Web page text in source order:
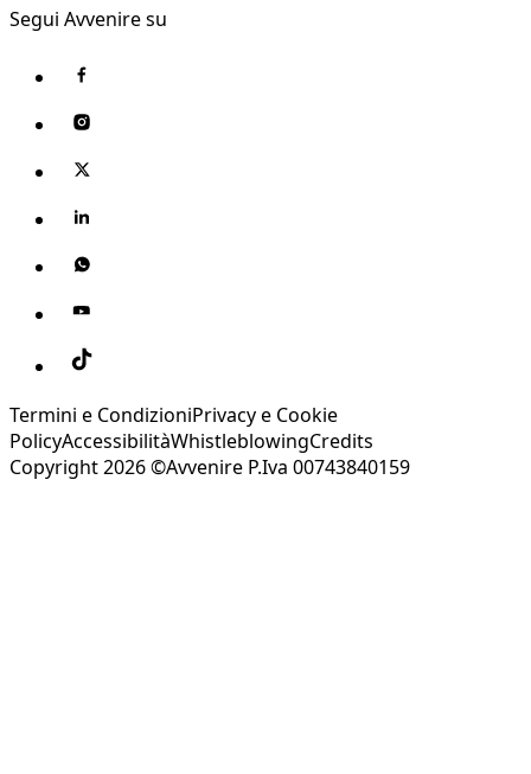
Segui Avvenire su
Termini e CondizioniPrivacy e Cookie
PolicyAccessibilitàWhistleblowingCredits
Copyright 2026 ©Avvenire P.Iva 00743840159